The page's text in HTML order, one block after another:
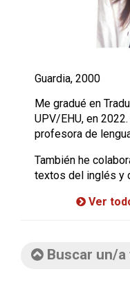
Guardia, 2000
Me gradué en
UPV/EHU, en
profesora de
También he
textos del inglés y
Ver
Buscar un/